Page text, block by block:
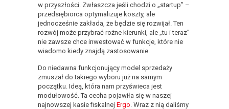
w przyszłości. Zwłaszcza jeśli chodzi o „startup” –
przedsiębiorca optymalizuje koszty, ale
jednocześnie zakłada, że będzie się rozwijał. Ten
rozwój może przybrać rożne kierunki, ale „tu i teraz”
nie zawsze chce inwestować w funkcje, które nie
wiadomo kiedy znajdą zastosowanie.
Do niedawna funkcjonujący model sprzedaży
zmuszał do takiego wyboru już na samym
początku. Ideą, która nam przyświeca jest
modułowość. Ta cecha pojawiła się w naszej
najnowszej kasie fiskalnej Ergo . Wraz z nią daliśmy